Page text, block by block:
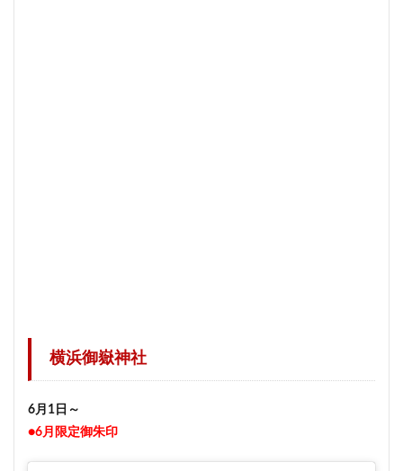
横浜御嶽神社
6月1日～
●6月限定御朱印